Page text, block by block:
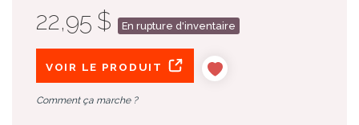
22,95 $ En rupture d'inventaire
VOIR LE PRODUIT
Comment ça marche ?